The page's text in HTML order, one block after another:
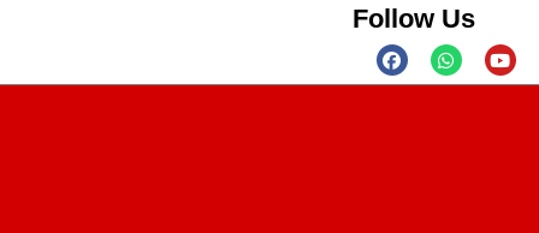
Follow Us